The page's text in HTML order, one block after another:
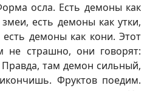
осла. Есть демоны как
есть демоны как утки,
демоны как кони. Этот
не страшно, они говорят:
там демон сильный,
Фруктов поедим.